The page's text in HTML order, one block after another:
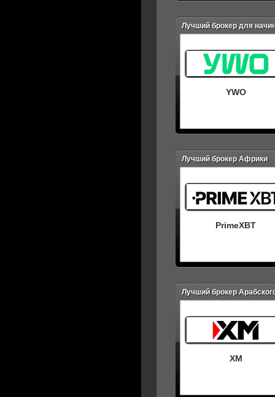
Лучший брокер для
YWO
Лучший брокер Африки
PrimeXBT
Лучший брокер
XM